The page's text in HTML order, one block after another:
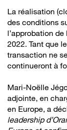
La réalisation
des conditions
l’approbation
2022. Tant que
transaction ne
continueront à
Mari-Noëlle
adjointe, en
en Europe, a
leadership